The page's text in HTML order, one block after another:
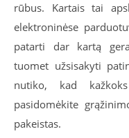
rūbus. Kartais tai
elektroninėse
patarti dar kartą
tuomet užsisakyti
nutiko, kad
pasidomėkite
pakeistas.